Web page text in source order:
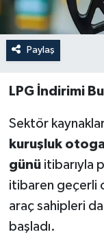
Paylaş
LPG İndirimi
Sektör
kuruşluk
günüitibarıyla
itibaren geçerli
araç sahipleri
başladı.